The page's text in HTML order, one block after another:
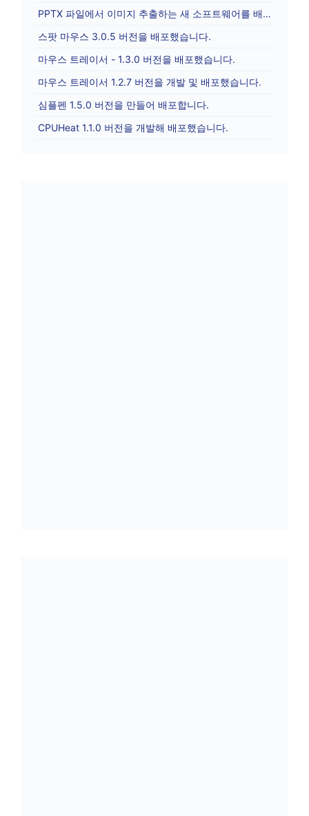
PPTX 파일에서 이미지 추출하는 새 소프트웨어를 배포합니다.
스팟 마우스 3.0.5 버전을 배포했습니다.
마우스 트레이서 - 1.3.0 버전을 배포했습니다.
마우스 트레이서 1.2.7 버전을 개발 및 배포했습니다.
심플펜 1.5.0 버전을 만들어 배포합니다.
CPUHeat 1.1.0 버전을 개발해 배포했습니다.